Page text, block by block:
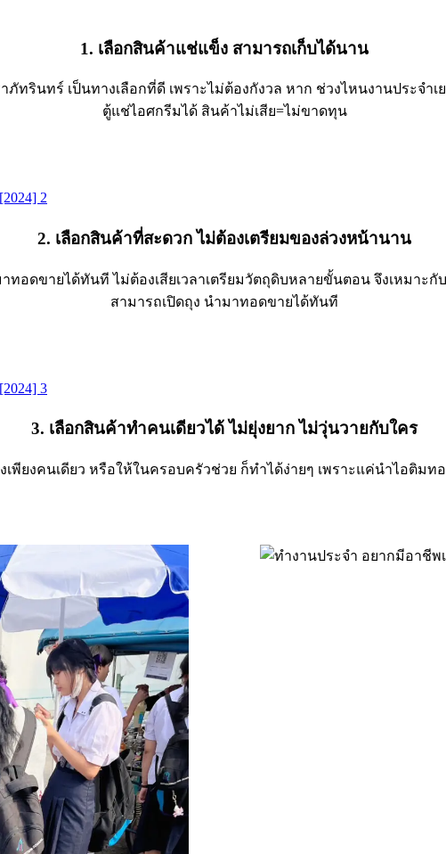
1. เลือกสินค้าแช่แข็ง สามารถเก็บได้นาน
ทรินทร์ เป็นทางเลือกที่ดี เพราะไม่ต้องกังวล หาก ช่วงไหนงานประจำ
ตู้แช่ไอศกรีมได้ สินค้าไม่เสีย=ไม่ขาดทุน
2. เลือกสินค้าที่สะดวก ไม่ต้องเตรียมของล่วงหน้านาน
อดขายได้ทันที ไม่ต้องเสียเวลาเตรียมวัตถุดิบหลายขั้นตอน จึงเหมาะ
สามารถเปิดถุง นำมาทอดขายได้ทันที
3. เลือกสินค้าทำคนเดียวได้ ไม่ยุ่งยาก ไม่วุ่นวายกับใคร
พียงคนเดียว หรือให้ในครอบครัวช่วย ก็ทำได้ง่ายๆ เพราะแค่นำไอติมท